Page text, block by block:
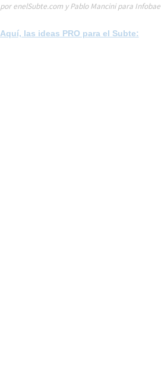
por enelSubte.com y Pablo Mancini para Infobae
Aquí, las ideas PRO para el Subte: